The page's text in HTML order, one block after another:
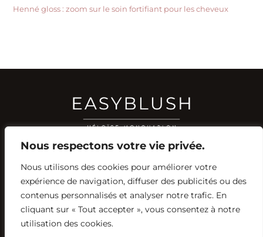
Nous respectons votre vie privée.
Nous utilisons des cookies pour améliorer votre
expérience de navigation, diffuser des publicités ou des
contenus personnalisés et analyser notre trafic. En
cliquant sur « Tout accepter », vous consentez à notre
utilisation des cookies.
Henné gloss : zoom sur le soin fortifiant pour les cheveux
RÉSEAUX SOCIAUX
YOUTUBE
INSTAGRAM
FACEBOOK
PINTEREST